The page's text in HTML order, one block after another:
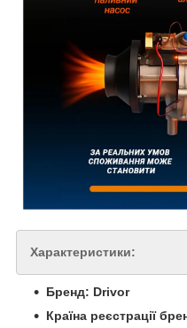
Характеристики:
Бренд: Drivor
Країна реєстрації